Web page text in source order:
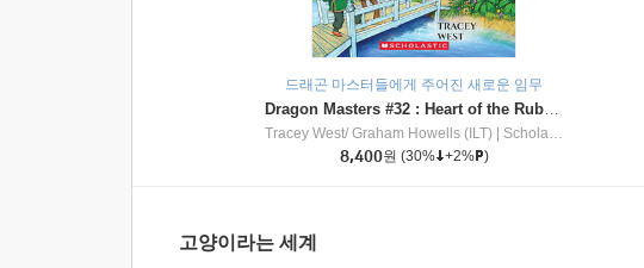
드래곤 마스터들에게 주어진 새로운 임무
Dragon Masters #32 : Heart of the Ruby Dragon (A Branches Book)
Tracey West/ Graham Howells (ILT)
Scholastic Inc
8,400원 (30% +2% )
고양이라는 세계